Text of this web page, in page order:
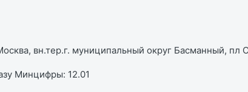
вн.тер.г. муниципальный округ Басманный, пл
Минцифры: 12.01